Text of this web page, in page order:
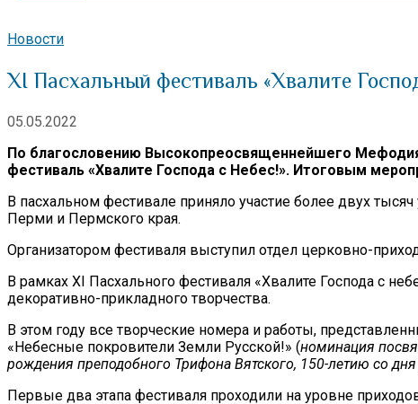
Новости
XI Пасхальный фестиваль «Хвалите
05.05.2022
По благословению Высокопреосвященнейшего
фестиваль «Хвалите Господа с Небес!». Итоговым
В пасхальном фестивале приняло участие более двух
Перми и Пермского края.
Организатором фестиваля выступил отдел церковно-
В рамках ХI Пасхального фестиваля «Хвалите Господа с
декоративно-прикладного творчества.
В этом году все творческие номера и работы,
«Небесные покровители Земли Русской!» (номинация
рождения преподобного Трифона Вятского, 150-летию со
Первые два этапа фестиваля проходили на уровне